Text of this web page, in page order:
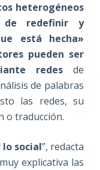
heterogéneos
redefinir y
está hecha»
pueden ser
redes de
de palabras
las redes, su
o traducción.
lo social”, redacta
explicativa las